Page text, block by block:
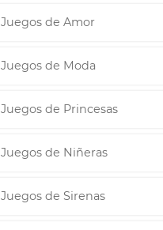
Juegos de Amor
Juegos de Moda
Juegos de Princesas
Juegos de Niñeras
Juegos de Sirenas